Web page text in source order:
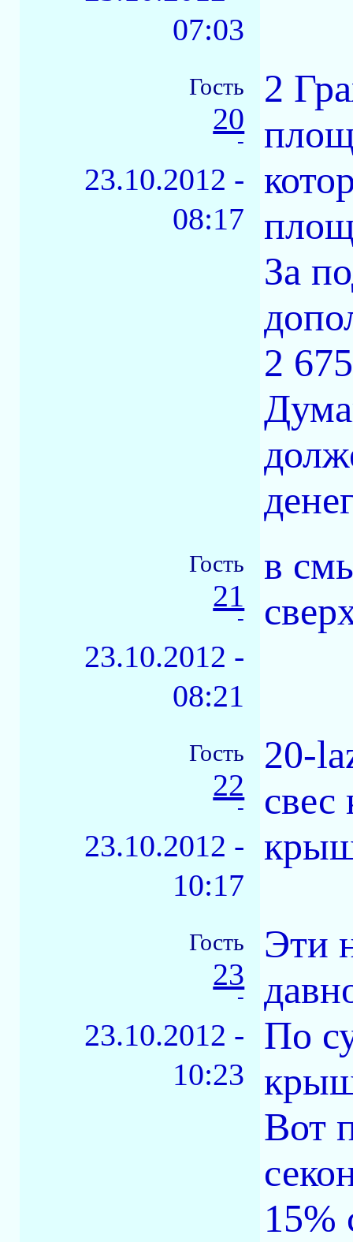
07:03
Гость
20
-
23.10.2012 -
08:17
2
За
2
Гость
21
-
23.10.2012 -
08:21
в
Гость
22
-
23.10.2012 -
10:17
20-
Гость
23
-
23.10.2012 -
10:23
Эти
По
Вот
15%